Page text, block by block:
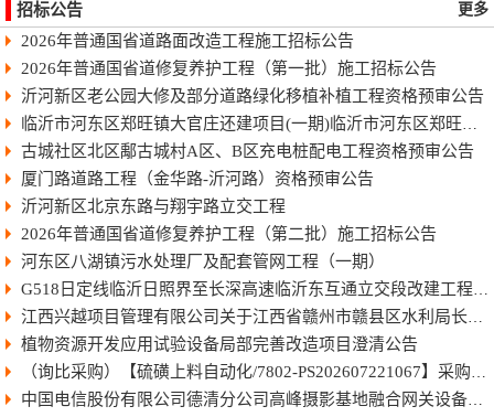
招标公告 更多
2026年普通国省道路面改造工程施工招标公告
2026年普通国省道修复养护工程（第一批）施工招标公告
沂河新区老公园大修及部分道路绿化移植补植工程资格预审公告
临沂市河东区郑旺镇大官庄还建项目(一期)临沂市河东区郑旺镇大官庄还建项目（一期）
古城社区北区鄅古城村A区、B区充电桩配电工程资格预审公告
厦门路道路工程（金华路-沂河路）资格预审公告
沂河新区北京东路与翔宇路立交工程
2026年普通国省道修复养护工程（第二批）施工招标公告
河东区八湖镇污水处理厂及配套管网工程（一期）
G518日定线临沂日照界至长深高速临沂东互通立交段改建工程快速化智慧公路施工招标公告
江西兴越项目管理有限公司关于江西省赣州市赣县区水利局长臂型中型蓝藻打捞干化一体船采购（项目编号：JXXY2026-GX-J002）的电子化竞争性谈判公告
植物资源开发应用试验设备局部完善改造项目澄清公告
（询比采购）【硫磺上料自动化/7802-PS202607221067】采购变更公告（第8号）
中国电信股份有限公司德清分公司高峰摄影基地融合网关设备采购项目-终止公告